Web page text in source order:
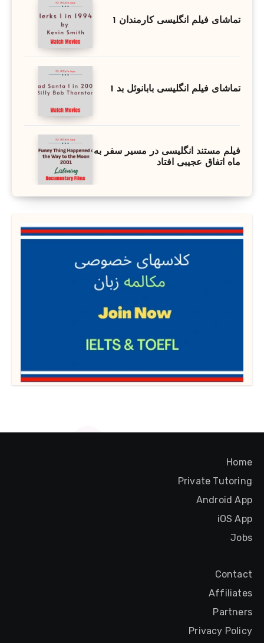
تماشای فیلم انگلیسی کارمندان 1
تماشای فیلم انگلیسی بابانوئل بد 1
فیلم مستند انگلیسی در مسیر سفر به
ماه اتفاق عجیبی افتاد
Home
Private Tutoring
Android App
iOS App
Jobs
Contact
Affiliates
Partners
Privacy Policy